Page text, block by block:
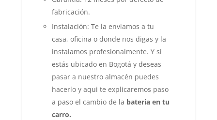
fabricación.
Instalación: Te la enviamos a tu
casa, oficina o donde nos digas y la
instalamos profesionalmente. Y si
estás ubicado en Bogotá y deseas
pasar a nuestro almacén puedes
hacerlo y aqui te explicaremos paso
a paso el cambio de la bateria en tu
carro.